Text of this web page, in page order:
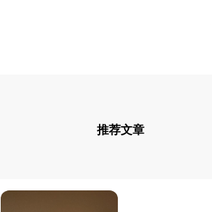
推荐文章